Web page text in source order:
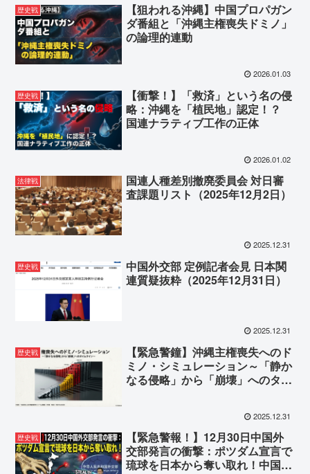
歴史戦
【狙われる沖縄】中国プロパガン
ダ番組と「沖縄主権喪失ドミノ」
の論理的連動
2026.01.03
歴史戦
【衝撃！】「救済」という名の侵
略：沖縄を「植民地」認定！？
国連ナラティブ工作の正体
2026.01.02
法律戦
国連人種差別撤廃委員会 対日審
査課題リスト（2025年12月2日）
2025.12.31
歴史戦
中国外交部 定例記者会見 日本関
連質疑抜粋（2025年12月31日）
2025.12.31
歴史戦
【緊急警鐘】沖縄主権喪失へのド
ミノ・シミュレーション～「静か
なる侵略」から「崩壊」へのタイ
2025.12.31
歴史戦
【緊急警報！】12月30日中国外
交部発言の衝撃：ポツダム宣言で
琉球を日本から奪い取れ！中国外